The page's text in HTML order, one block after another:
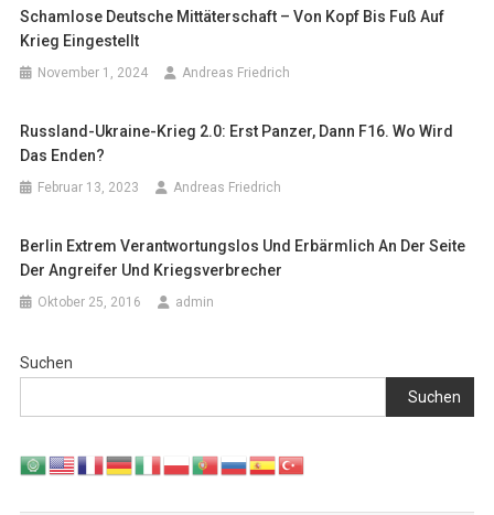
Schamlose Deutsche Mittäterschaft – Von Kopf Bis Fuß Auf
Krieg Eingestellt
November 1, 2024 Andreas Friedrich
Russland-Ukraine-Krieg 2.0: Erst Panzer, Dann F16. Wo Wird
Das Enden?
Februar 13, 2023 Andreas Friedrich
Berlin Extrem Verantwortungslos Und Erbärmlich An Der Seite
Der Angreifer Und Kriegsverbrecher
Oktober 25, 2016 admin
Suchen
Suchen